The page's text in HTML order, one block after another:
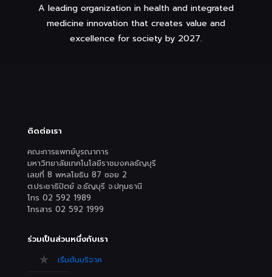
A leading organization in health and integrated
medicine innovation that creates value and
excellence for society by 2027.
ติดต่อเรา
คณะการแพทย์บูรณาการ
มหาวิทยาลัยเทคโนโลยีราชมงคลธัญบุรี
เลขที่ 8 พหลโยธิน 87 ซอย 2
ต.ประชาธิปัตย์ อ.ธัญบุรี จ.ปทุมธานี
โทร 02 592 1989
โทรสาร 02 592 1999
ร่วมเป็นส่วนหนึ่งกับเรา
เริ่มต้นบริจาค